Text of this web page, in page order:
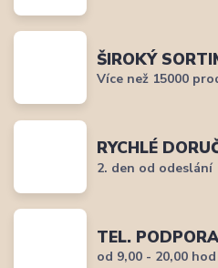
ŠIROKÝ
Více než 15000
RYCHLÉ
2. den od odeslání
TEL.
od 9,00 - 20,00 hod